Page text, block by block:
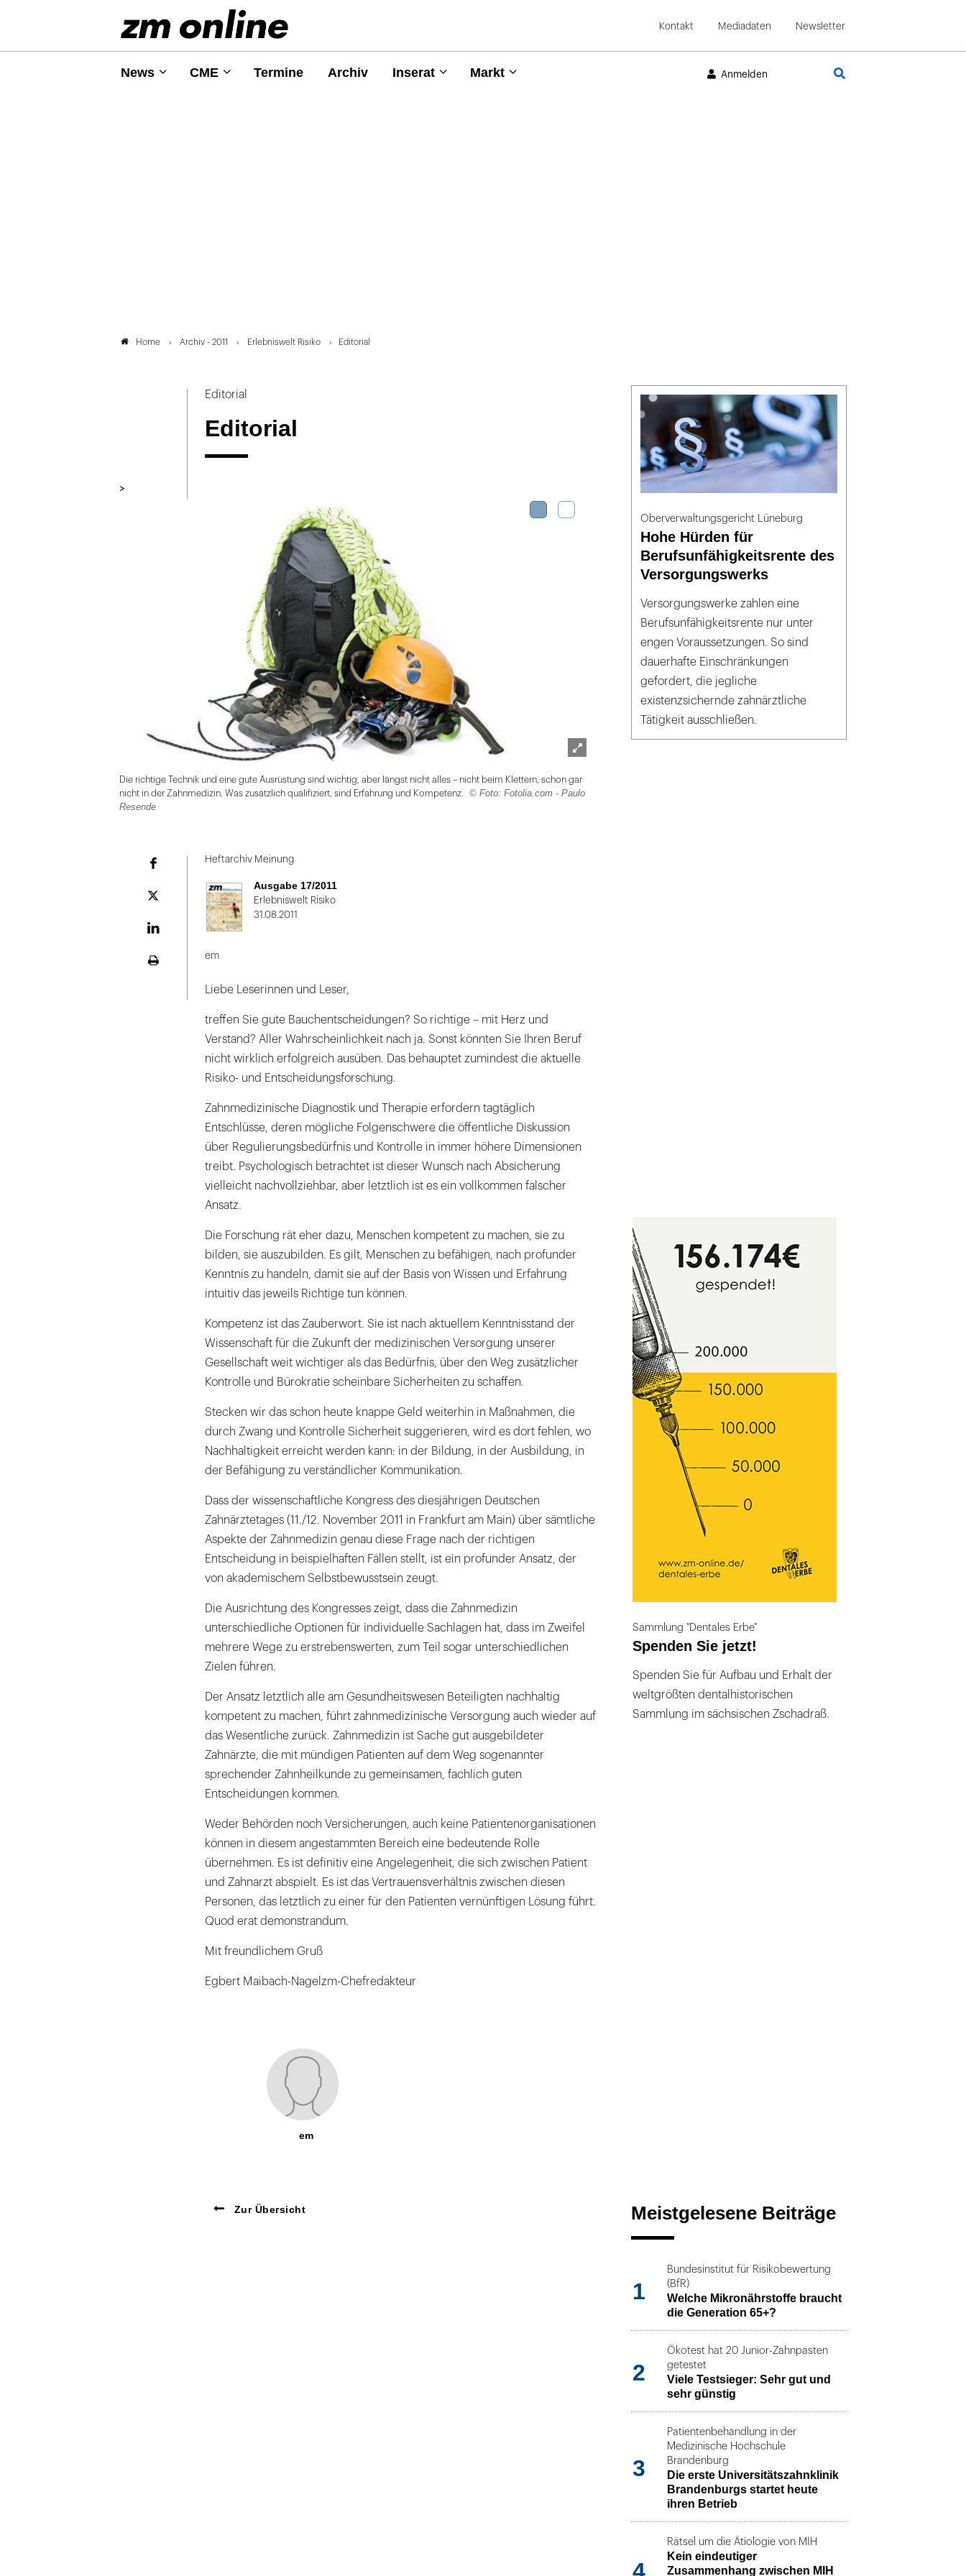
Kontakt Mediadaten Newsletter
News CME Termine Archiv Inserat Markt Anmelden
Home Archiv - 2011 Erlebniswelt Risiko Editorial
Editorial
Editorial
>
öffnen
Die richtige Technik und eine gute Ausrüstung sind wichtig, aber längst nicht alles – nicht beim Klettern, schon gar
nicht in der Zahnmedizin. Was zusätzlich qualifiziert, sind Erfahrung und Kompetenz.
© Foto: Fotolia.com - Paulo
Resende
Plattform
Heftarchiv Meinung
Ausgabe 17/2011
Erlebniswelt Risiko
31.08.2011
em
Liebe Leserinnen und Leser,
treffen Sie gute Bauchentscheidungen? So richtige – mit Herz und
Verstand? Aller Wahrscheinlichkeit nach ja. Sonst könnten Sie Ihren Beruf
nicht wirklich erfolgreich ausüben. Das behauptet zumindest die aktuelle
Risiko- und Entscheidungsforschung.
Zahnmedizinische Diagnostik und Therapie erfordern tagtäglich
Entschlüsse, deren mögliche Folgenschwere die öffentliche Diskussion
über Regulierungsbedürfnis und Kontrolle in immer höhere Dimensionen
treibt. Psychologisch betrachtet ist dieser Wunsch nach Absicherung
vielleicht nachvollziehbar, aber letztlich ist es ein vollkommen falscher
Ansatz.
Die Forschung rät eher dazu, Menschen kompetent zu machen, sie zu
bilden, sie auszubilden. Es gilt, Menschen zu befähigen, nach profunder
Kenntnis zu handeln, damit sie auf der Basis von Wissen und Erfahrung
intuitiv das jeweils Richtige tun können.
Kompetenz ist das Zauberwort. Sie ist nach aktuellem Kenntnisstand der
Wissenschaft für die Zukunft der medizinischen Versorgung unserer
Gesellschaft weit wichtiger als das Bedürfnis, über den Weg zusätzlicher
Kontrolle und Bürokratie scheinbare Sicherheiten zu schaffen.
Stecken wir das schon heute knappe Geld weiterhin in Maßnahmen, die
durch Zwang und Kontrolle Sicherheit suggerieren, wird es dort fehlen, wo
Nachhaltigkeit erreicht werden kann: in der Bildung, in der Ausbildung, in
der Befähigung zu verständlicher Kommunikation.
Dass der wissenschaftliche Kongress des diesjährigen Deutschen
Zahnärztetages (11./12. November 2011 in Frankfurt am Main) über sämtliche
Aspekte der Zahnmedizin genau diese Frage nach der richtigen
Entscheidung in beispielhaften Fällen stellt, ist ein profunder Ansatz, der
von akademischem Selbstbewusstsein zeugt.
Die Ausrichtung des Kongresses zeigt, dass die Zahnmedizin
unterschiedliche Optionen für individuelle Sachlagen hat, dass im Zweifel
mehrere Wege zu erstrebenswerten, zum Teil sogar unterschiedlichen
Zielen führen.
Der Ansatz letztlich alle am Gesundheitswesen Beteiligten nachhaltig
kompetent zu machen, führt zahnmedizinische Versorgung auch wieder auf
das Wesentliche zurück. Zahnmedizin ist Sache gut ausgebildeter
Zahnärzte, die mit mündigen Patienten auf dem Weg sogenannter
sprechender Zahnheilkunde zu gemeinsamen, fachlich guten
Entscheidungen kommen.
Weder Behörden noch Versicherungen, auch keine Patientenorganisationen
können in diesem angestammten Bereich eine bedeutende Rolle
übernehmen. Es ist definitiv eine Angelegenheit, die sich zwischen Patient
und Zahnarzt abspielt. Es ist das Vertrauensverhältnis zwischen diesen
Personen, das letztlich zu einer für den Patienten vernünftigen Lösung führt.
Quod erat demonstrandum.
Mit freundlichem Gruß
Egbert Maibach-Nagelzm-Chefredakteur
em
Zur Übersicht
Oberverwaltungsgericht Lüneburg
Hohe Hürden für
Berufsunfähigkeitsrente des
Versorgungswerks
Versorgungswerke zahlen eine
Berufsunfähigkeitsrente nur unter
engen Voraussetzungen. So sind
dauerhafte Einschränkungen
gefordert, die jegliche
existenzsichernde zahnärztliche
Tätigkeit ausschließen.
Sammlung "Dentales Erbe"
Spenden Sie jetzt!
Spenden Sie für Aufbau und Erhalt der
weltgrößten dentalhistorischen
Sammlung im sächsischen Zschadraß.
Meistgelesene Beiträge
1
Bundesinstitut für Risikobewertung
(BfR)
Welche Mikronährstoffe braucht
die Generation 65+?
2
Ökotest hat 20 Junior-Zahnpasten
getestet
Viele Testsieger: Sehr gut und
sehr günstig
3
Patientenbehandlung in der
Medizinische Hochschule
Brandenburg
Die erste Universitätszahnklinik
Brandenburgs startet heute
ihren Betrieb
4
Rätsel um die Ätiologie von MIH
Kein eindeutiger
Zusammenhang zwischen MIH